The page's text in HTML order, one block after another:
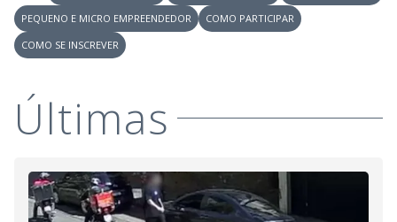
PEQUENO E MICRO EMPREENDEDOR
COMO PARTICIPAR
COMO SE INSCREVER
Últimas